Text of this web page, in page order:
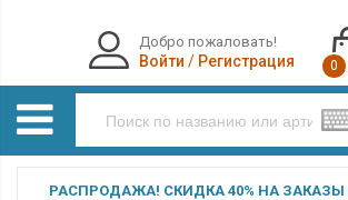
Добро пожаловать!
Войти / Регистрация 0
РАСПРОДАЖА! СКИДКА 40% НА ЗАКАЗЫ